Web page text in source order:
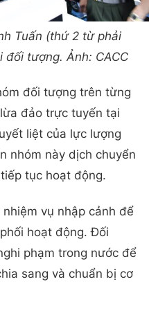
Tuấn (thứ 2 từ phải
tượng. Ảnh: CACC
đối tượng trên từng
đảo trực tuyến tại
liệt của lực lượng
nhóm này dịch chuyển
tục hoạt động.
vụ nhập cảnh để
hoạt động. Đối
phạm trong nước để
sang và chuẩn bị cơ